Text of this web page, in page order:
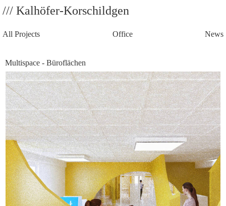
/// Kalhöfer-Korschildgen
All Projects Office News
Multispace - Büroflächen